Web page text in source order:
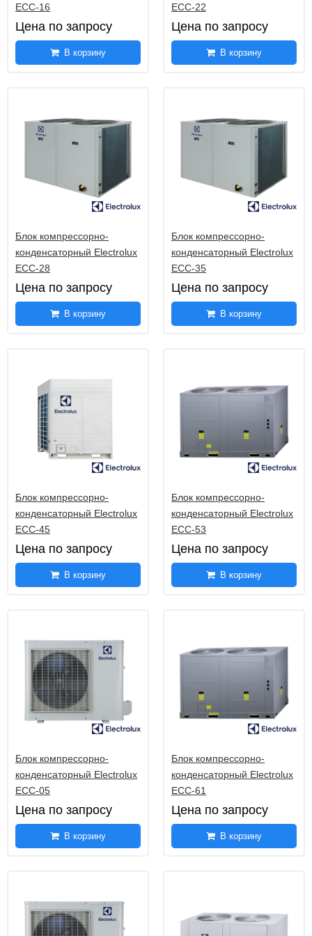
Компрессорно конденсаторные блоки DK-
DC008-092TWMC/(S)F
ECC-16
Цена по запросу
В корзину
ECC-22
Цена по запросу
В корзину
Блок компрессорно-
конденсаторный Electrolux
ECC-28
Цена по запросу
В корзину
Блок компрессорно-
конденсаторный Electrolux
ECC-35
Цена по запросу
В корзину
Блок компрессорно-
конденсаторный Electrolux
ECC-45
Цена по запросу
В корзину
Блок компрессорно-
конденсаторный Electrolux
ECC-53
Цена по запросу
В корзину
Блок компрессорно-
конденсаторный Electrolux
ECC-05
Цена по запросу
В корзину
Блок компрессорно-
конденсаторный Electrolux
ECC-61
Цена по запросу
В корзину